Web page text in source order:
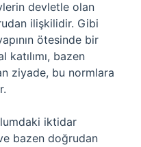
devletle olan
ilişkilidir. Gibi
ötesinde bir
katılımı, bazen
ziyade, bu normlara
iktidar
bazen doğrudan